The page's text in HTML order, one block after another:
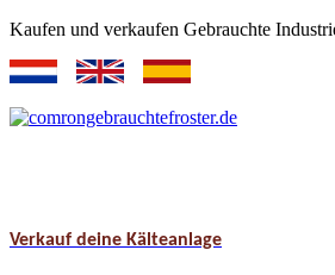
Kaufen und verkaufen Gebrauchte
Verkauf deine Kälteanlage